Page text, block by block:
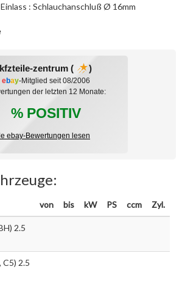
: Schlauchanschluß Ø 16mm
kfzteile-zentrum ( )
ebay-Mitglied seit 08/2006
der letzten 12 Monate:
% POSITIV
ebay-Bewertungen lesen
von bis kW PS ccm Zyl.
2.5
2.5